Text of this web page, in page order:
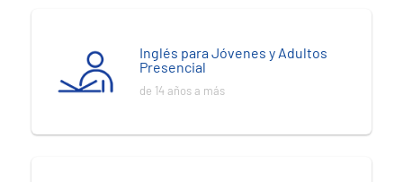
Inglés para Jóvenes y Adultos
Presencial
de 14 años a más